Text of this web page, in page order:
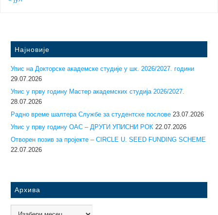
Најновије
Упис на Докторске академске студије у шк. 2026/2027. години
29.07.2026
Упис у прву годину Mастер академских студија 2026/2027.
28.07.2026
Радно време шалтера Службе за студентске послове 23.07.2026
Упис у прву годину ОАС – ДРУГИ УПИСНИ РОК 22.07.2026
Отворен позив за пројекте – CIRCLE U. SEED FUNDING SCHEME
22.07.2026
Архива